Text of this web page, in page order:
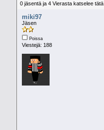
0 jäsentä ja 4 Vierasta katselee tätä
miki97
Jäsen
Poissa
Viestejä: 188